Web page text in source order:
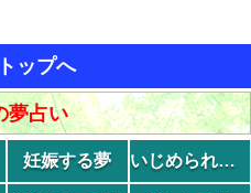
ップへ
夢占い
妊娠する夢 いじめられる夢